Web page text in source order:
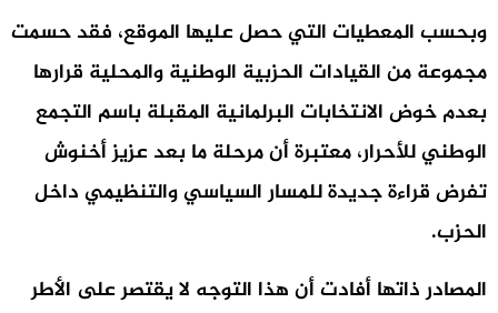
وبحسب المعطيات التي حصل عليها الموقع، فقد حسمت
مجموعة من القيادات الحزبية الوطنية والمحلية قرارها
بعدم خوض الانتخابات البرلمانية المقبلة باسم التجمع
الوطني للأحرار، معتبرة أن مرحلة ما بعد عزيز أخنوش
تفرض قراءة جديدة للمسار السياسي والتنظيمي داخل
الحزب.
المصادر ذاتها أفادت أن هذا التوجه لا يقتصر على الأطر